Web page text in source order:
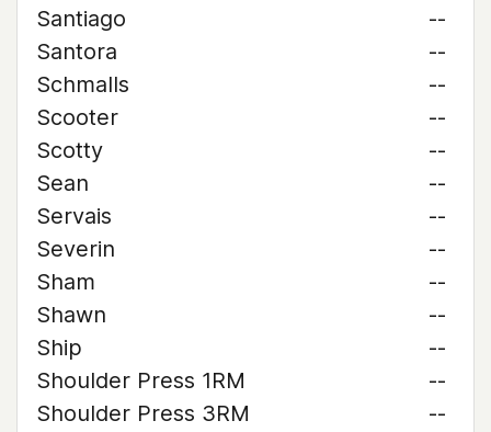
Santiago
--
Santora
--
Schmalls
--
Scooter
--
Scotty
--
Sean
--
Servais
--
Severin
--
Sham
--
Shawn
--
Ship
--
Shoulder Press 1RM
--
Shoulder Press 3RM
--